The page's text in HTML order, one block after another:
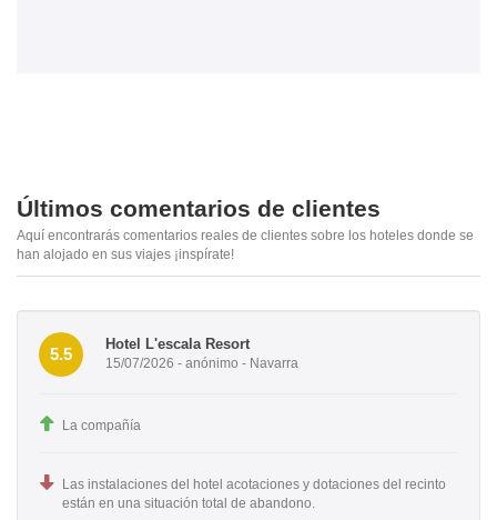
Últimos comentarios de clientes
Aquí encontrarás comentarios reales de clientes sobre los hoteles donde se
han alojado en sus viajes ¡inspírate!
5.5
Hotel L'escala Resort
15/07/2026 - anónimo - Navarra
La compañía
Las instalaciones del hotel acotaciones y dotaciones del recinto
están en una situación total de abandono.